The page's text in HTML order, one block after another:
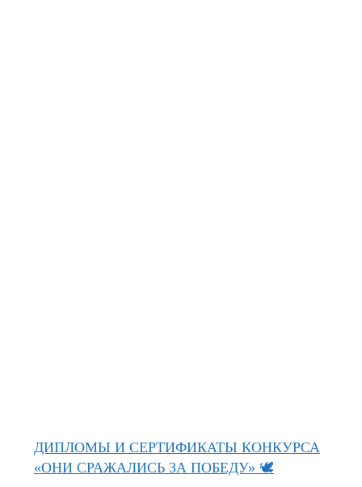
ДИПЛОМЫ И СЕРТИФИКАТЫ КОНКУРСА
«ОНИ СРАЖАЛИСЬ ЗА ПОБЕДУ» 🕊